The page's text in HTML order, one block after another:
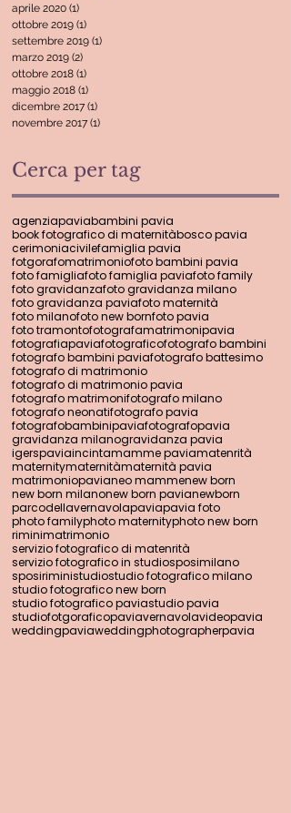
aprile 2020 (1)
ottobre 2019 (1)
settembre 2019 (1)
marzo 2019 (2)
ottobre 2018 (1)
maggio 2018 (1)
dicembre 2017 (1)
novembre 2017 (1)
Cerca per tag
agenziapaviabambini pavia
book fotografico di maternitàbosco pavia
cerimoniacivilefamiglia pavia
fotgorafomatrimoniofoto bambini pavia
foto famigliafoto famiglia paviafoto family
foto gravidanzafoto gravidanza milano
foto gravidanza paviafoto maternità
foto milanofoto new bornfoto pavia
foto tramontofotografamatrimonipavia
fotografiapaviafotograficofotografo bambini
fotografo bambini paviafotografo battesimo
fotografo di matrimonio
fotografo di matrimonio pavia
fotografo matrimonifotografo milano
fotografo neonatifotografo pavia
fotografobambinipaviafotografopavia
gravidanza milanogravidanza pavia
igerspaviaincintamamme paviamatenrità
maternitymaternitàmaternità pavia
matrimoniopavianeo mammenew born
new born milanonew born pavianewborn
parcodellavernavolapaviapavia foto
photo familyphoto maternityphoto new born
riminimatrimonio
servizio fotografico di matenrità
servizio fotografico in studiosposimilano
sposiriministudiostudio fotografico milano
studio fotografico new born
studio fotografico paviastudio pavia
studiofotgoraficopaviavernavolavideopavia
weddingpaviaweddingphotographerpavia